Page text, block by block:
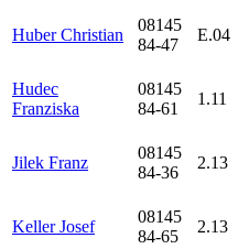
Huber Christian
08145
84-47
E.04
Hudec
Franziska
08145
84-61
1.11
Jilek Franz
08145
84-36
2.13
Keller Josef
08145
84-65
2.13